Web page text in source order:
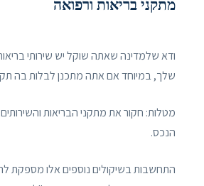
מתקני בריאות ורפואה
ודא שלמדינה שאתה שוקל יש שירותי
שלך, במיוחד אם אתה מתכנן לבלות בה
מטלות: חקור את מתקני הבריאות
הנכס.
התחשבות בשיקולים נוספים אלו מספקת